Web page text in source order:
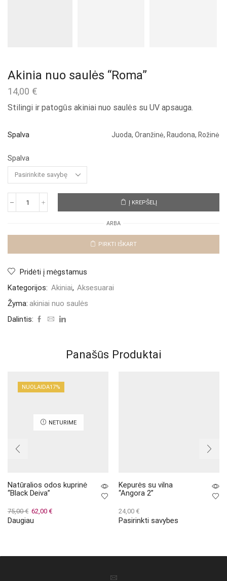
Akinia nuo saulės “Roma”
14,00 €
Stilingi ir patogūs akiniai nuo saulės su UV apsauga.
Spalva Juoda, Oranžinė, Raudona, Rožinė
Spalva
produkto
nuo
Į KREPŠELĮ
ARBA
PIRKTI IŠKART
Pridėti į mėgstamus
Kategorijos: Akiniai, Aksesuarai
Žyma: akiniai nuo saulės
Dalintis:
Panašūs Produktai
NUOLAIDA17%
NETURIME
Natūralios odos kuprinė
“Black Deiva”
75,00€ Original
price
62,00 €Current
Daugiau
Kepurės su vilna
“Angora 2”
24,00 €
Pasirinkti savybes